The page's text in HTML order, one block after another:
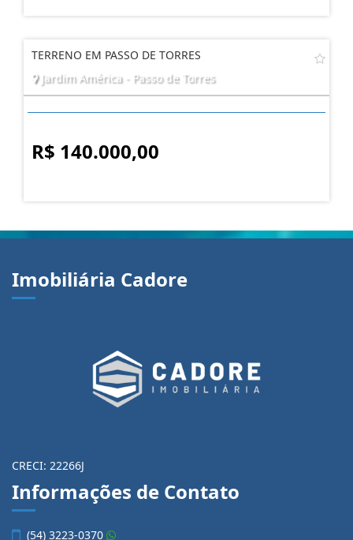
TERRENO EM PASSO DE TORRES
Jardim América - Passo de Torres
R$ 140.000,00
Imobiliária Cadore
CRECI: 22266J
Informações de Contato
(54) 3223-0370